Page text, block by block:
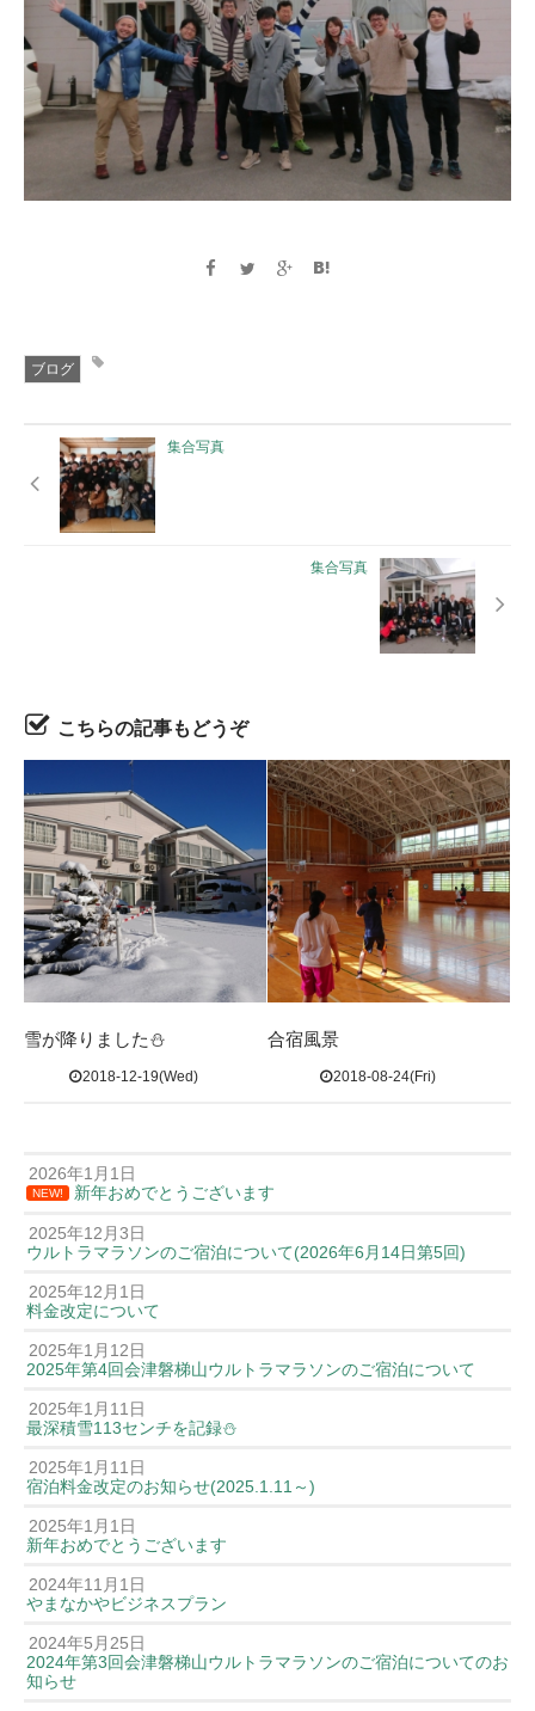
ブログ
集合写真
集合写真
こちらの記事もどうぞ
雪が降りました⛄
2018-12-19(Wed)
合宿風景
2018-08-24(Fri)
2026年1月1日
NEW! 新年おめでとうございます
2025年12月3日
ウルトラマラソンのご宿泊について(2026年6月14日第5回)
2025年12月1日
料金改定について
2025年1月12日
2025年第4回会津磐梯山ウルトラマラソンのご宿泊について
2025年1月11日
最深積雪113センチを記録⛄️
2025年1月11日
宿泊料金改定のお知らせ(2025.1.11～)
2025年1月1日
新年おめでとうございます
2024年11月1日
やまなかやビジネスプラン
2024年5月25日
2024年第3回会津磐梯山ウルトラマラソンのご宿泊についてのお
知らせ